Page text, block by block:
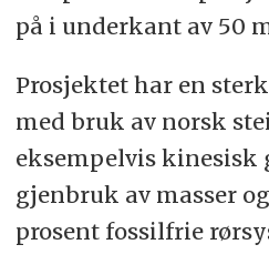
på i underkant av 50
Prosjektet har en
med bruk av norsk
eksempelvis
gjenbruk av masser
prosent fossilfrie